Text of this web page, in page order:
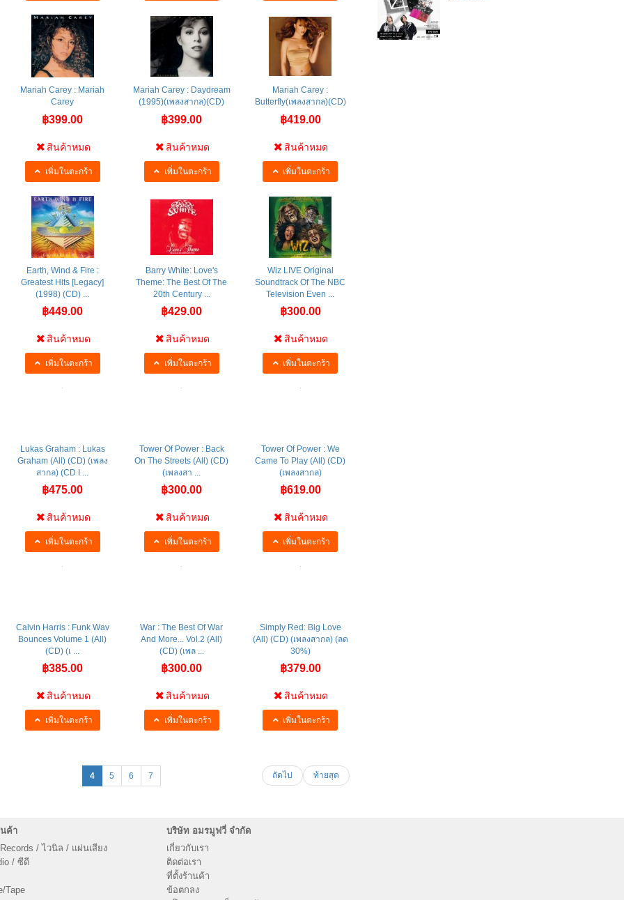
Mariah Carey : Mariah
Carey
฿399.00
สินค้าหมด
เพิ่มในตะกร้า
Mariah Carey : Daydream
(1995)(เพลงสากล)(CD)
฿399.00
สินค้าหมด
เพิ่มในตะกร้า
Mariah Carey :
Butterfly(เพลงสากล)(CD)
฿419.00
สินค้าหมด
เพิ่มในตะกร้า
Earth, Wind & Fire :
Greatest Hits [Legacy]
(1998) (CD) ...
฿449.00
สินค้าหมด
เพิ่มในตะกร้า
Barry White: Love's
Theme: The Best Of The
20th Century ...
฿429.00
สินค้าหมด
เพิ่มในตะกร้า
Wiz LIVE Original
Soundtrack Of The NBC
Television Even ...
฿300.00
สินค้าหมด
เพิ่มในตะกร้า
Lukas Graham : Lukas
Graham (All) (CD) (เพลง
สากล) (CD I ...
฿475.00
สินค้าหมด
เพิ่มในตะกร้า
Tower Of Power : Back
On The Streets (All) (CD)
(เพลงสา ...
฿300.00
สินค้าหมด
เพิ่มในตะกร้า
Tower Of Power : We
Came To Play (All) (CD)
(เพลงสากล)
฿619.00
สินค้าหมด
เพิ่มในตะกร้า
Calvin Harris : Funk Wav
Bounces Volume 1 (All)
(CD) (เ ...
฿385.00
สินค้าหมด
เพิ่มในตะกร้า
War : The Best Of War
And More... Vol.2 (All)
(CD) (เพล ...
฿300.00
สินค้าหมด
เพิ่มในตะกร้า
Simply Red: Big Love
(All) (CD) (เพลงสากล) (ลด
30%)
฿379.00
สินค้าหมด
เพิ่มในตะกร้า
4 5 6 7 ถัดไป ท้ายสุด
ค้า
/ ไวนิล / แผ่นเสียง
/ ซีดี
Tape
บริษัท อมรมูฟวี่ จำกัด
เกี่ยวกับเรา
ติดต่อเรา
ที่ตั้งร้านค้า
ข้อตกลง